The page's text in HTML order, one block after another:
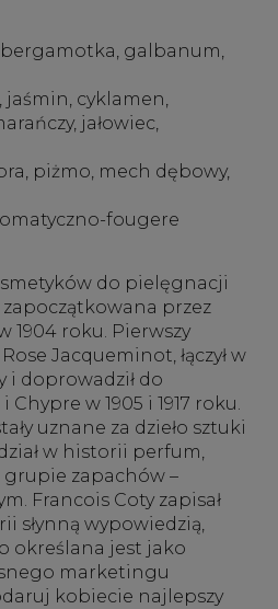
bergamotka, galbanum,
jaśmin, cyklamen,
jałowiec,
piżmo, mech dębowy,
fougere
do pielęgnacji
zapoczątkowana przez
1904 roku. Pierwszy
Jacqueminot, łączył w
i doprowadził do
w 1905 i 1917 roku.
uznane za dzieło sztuki
w historii perfum,
grupie zapachów –
Francois Coty zapisał
słynną wypowiedzią,
określana jest jako
marketingu
kobiecie najlepszy